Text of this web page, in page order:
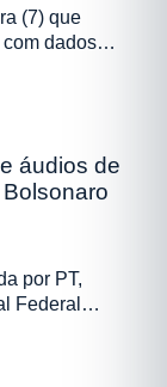
(7) que
com dados…
áudios de
por PT,
Federal…